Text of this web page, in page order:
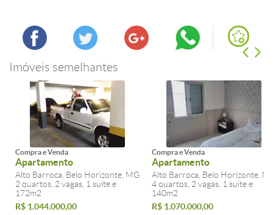
Imóveis semelhantes
Compra e Venda
Apartamento
Alto Barroca, Belo Horizonte, MG
2 quartos, 2 vagas, 1 suite e
172m2
R$ 1.044.000,00
Compra e Venda
Apartamento
Alto Barroca, Belo Horizonte,
4 quartos, 2 vagas, 1 suite e
140m2
R$ 1.070.000,00